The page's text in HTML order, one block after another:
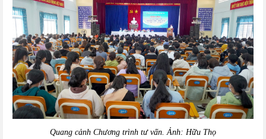
Quang cảnh Chương trình tư vấn. Ảnh: Hữu Thọ